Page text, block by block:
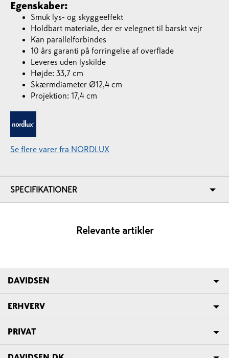
Egenskaber:
Smuk lys- og skyggeeffekt
Holdbart materiale, der er velegnet til barskt vejr
Kan parallelforbindes
10 års garanti på forringelse af overflade
Leveres uden lyskilde
Højde: 33,7 cm
Skærmdiameter Ø12,4 cm
Projektion: 17,4 cm
Se flere varer fra NORDLUX
SPECIFIKATIONER
Relevante artikler
DAVIDSEN
ERHVERV
PRIVAT